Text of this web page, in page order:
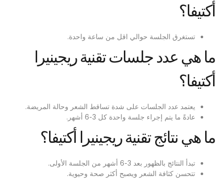
أكتيفا؟
تستغرق الجلسة حوالي اقل من ساعة واحدة.
ما هي عدد جلسات تقنية ريجينيرا
أكتيفا؟
يعتمد عدد الجلسات على شدة تساقط الشعر وحالة المريضة.
عادةً ما يتم إجراء جلسة واحدة كل 3-6 أشهر.
ما هي نتائج تقنية ريجينيرا أكتيفا؟
تبدأ النتائج بالظهور بعد 3-6 أشهر من الجلسة الأولى.
تتحسن كثافة الشعر ويصبح أكثر صحة وحيوية.